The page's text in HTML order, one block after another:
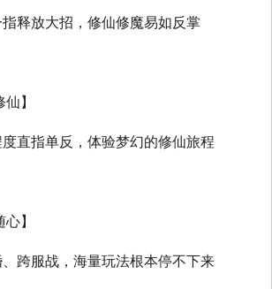
释放大招，修仙修魔易如反掌
】
直指单反，体验梦幻的修仙旅程
】
跨服战，海量玩法根本停不下来